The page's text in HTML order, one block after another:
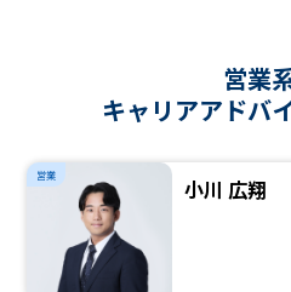
営業
キャリアアドバ
営業 小川 広翔